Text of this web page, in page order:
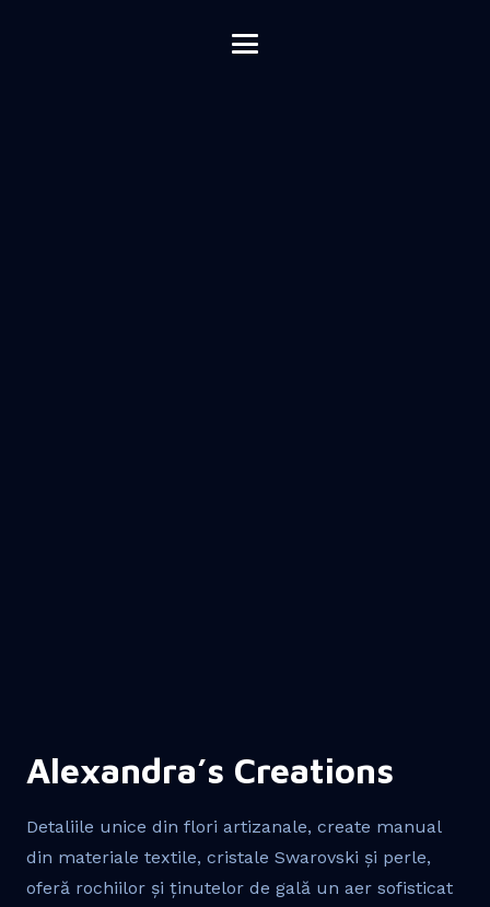
Alexandra’s Creations
Detaliile unice din flori artizanale, create manual
din materiale textile, cristale Swarovski și perle,
oferă rochiilor și ținutelor de gală un aer sofisticat